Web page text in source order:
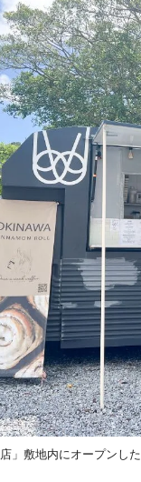
」敷地内にオープンした